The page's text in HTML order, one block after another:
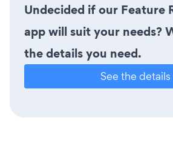
Undecided if our Feature
app will suit your needs?
the details you need.
See the details